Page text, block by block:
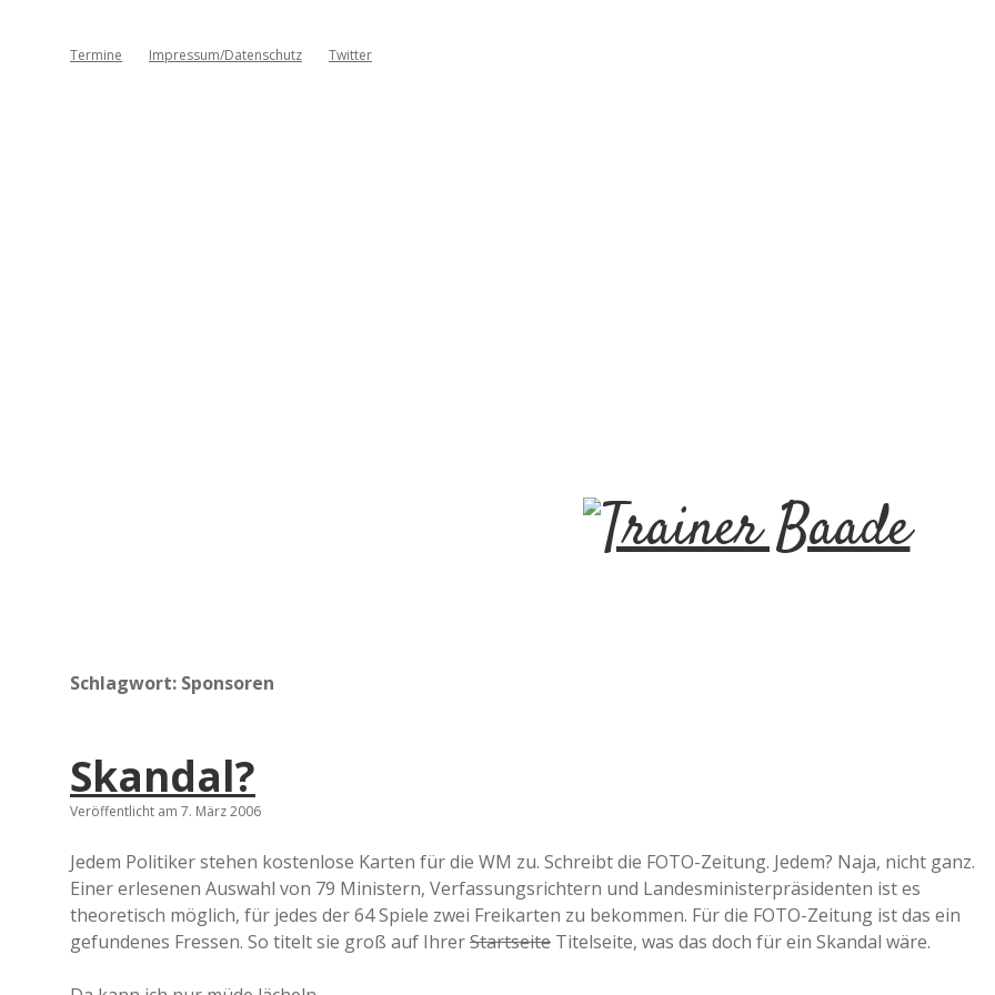
Termine Impressum/Datenschutz Twitter
T
e
r
Schlagwort: Sponsoren
Skandal?
Veröffentlicht am 7. März 2006
Jedem Politiker stehen kostenlose Karten für die WM zu. Schreibt die FOTO-Zeitung. Jedem? Naja, nicht ganz.
Einer erlesenen Auswahl von 79 Ministern, Verfassungsrichtern und Landesministerpräsidenten ist es
theoretisch möglich, für jedes der 64 Spiele zwei Freikarten zu bekommen. Für die FOTO-Zeitung ist das ein
gefundenes Fressen. So titelt sie groß auf IhrerStartseite Titelseite, was das doch für ein Skandal wäre.